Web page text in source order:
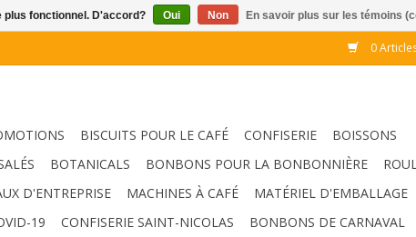
0
BISCUITS POUR LE CAFÉ CONFISERIE
BOISSONS
BOTANICALS BONBONS POUR LA BONBONNIÈRE
D'ENTREPRISE MACHINES À CAFÉ MATÉRIEL D'EMBALLAGE
19 CONFISERIE SAINT-NICOLAS BONBONS DE CARNAVAL
plus fonctionnel. D'accord? Oui Non En savoir plus sur les témoins